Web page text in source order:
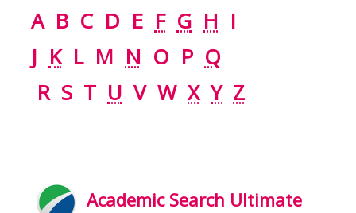
A B C D E F G H I
J K L M N O P Q
R S T U V W X Y Z
Academic Search Ultimate